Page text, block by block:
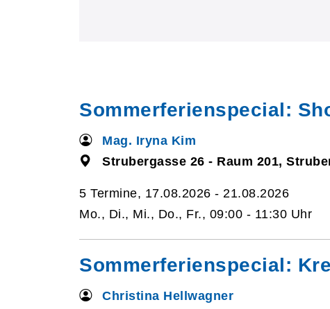
Sommerferienspecial:
Mag. Iryna Kim
Strubergasse 26 - Raum 201,
5 Termine, 17.08.2026 - 21.08.2026
Mo., Di., Mi., Do., Fr., 09:00 - 11:30 Uhr
Sommerferienspecial:
Christina Hellwagner